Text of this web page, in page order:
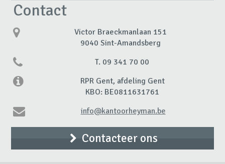
Contact
Victor Braeckmanlaan 151
9040 Sint-Amandsberg
T. 09 341 70 00
RPR Gent, afdeling Gent
KBO: BE0811631761
info@kantoorheyman.be
Contacteer ons